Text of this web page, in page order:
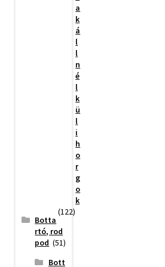
a
k
á
l
l
n
é
l
k
ü
l
i
h
o
r
g
o
k
(122)
Botta
rtó, rod
pod (51)
Bott